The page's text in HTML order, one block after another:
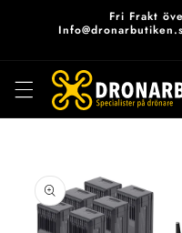
Fri Frakt
vidare till